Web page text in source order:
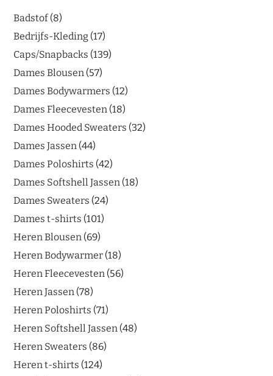
Badstof 8
Bedrijfs-Kleding 17
Caps/Snapbacks 139
Dames Blousen 57
Dames Bodywarmers 12
Dames Fleecevesten 18
Dames Hooded Sweaters 32
Dames Jassen 44
Dames Poloshirts 42
Dames Softshell Jassen 18
Dames Sweaters 24
Dames t-shirts 101
Heren Blousen 69
Heren Bodywarmer 18
Heren Fleecevesten 56
Heren Jassen 78
Heren Poloshirts 71
Heren Softshell Jassen 48
Heren Sweaters 86
Heren t-shirts 124